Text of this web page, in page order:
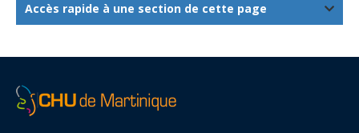
Accès rapide à une section de cette page